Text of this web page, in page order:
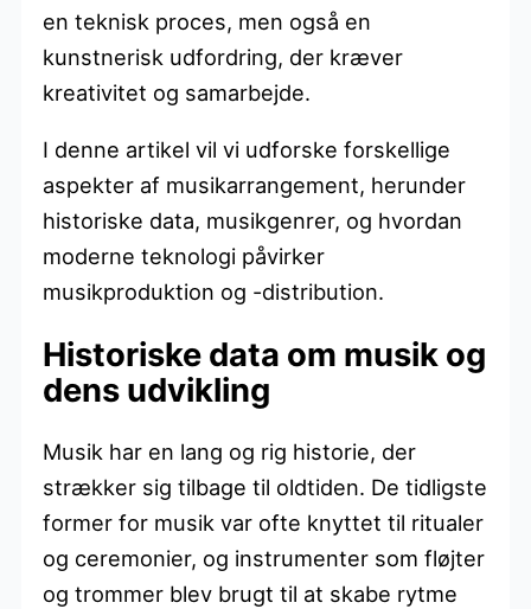
en teknisk proces, men også en
kunstnerisk udfordring, der kræver
kreativitet og samarbejde.
I denne artikel vil vi udforske forskellige
aspekter af musikarrangement, herunder
historiske data, musikgenrer, og hvordan
moderne teknologi påvirker
musikproduktion og -distribution.
Historiske data om musik og
dens udvikling
Musik har en lang og rig historie, der
strækker sig tilbage til oldtiden. De tidligste
former for musik var ofte knyttet til ritualer
og ceremonier, og instrumenter som fløjter
og trommer blev brugt til at skabe rytme